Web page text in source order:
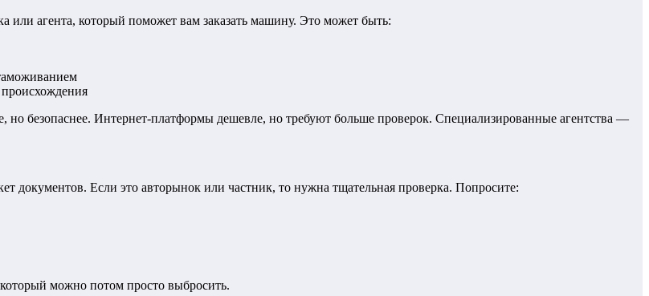
или агента, который поможет вам заказать машину. Это может быть:
безопаснее. Интернет-платформы дешевле, но требуют больше проверок. Специализированные агентства —
документов. Если это авторынок или частник, то нужна тщательная проверка. Попросите:
можно потом просто выбросить.